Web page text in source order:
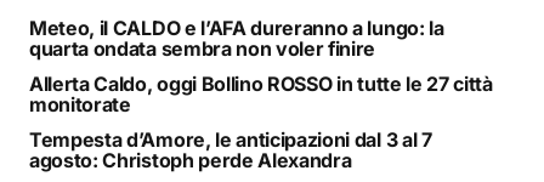
Meteo, il CALDO e l’AFA dureranno a lungo: la
quarta ondata sembra non voler finire
Allerta Caldo, oggi Bollino ROSSO in tutte le 27 città
monitorate
Tempesta d’Amore, le anticipazioni dal 3 al 7
agosto: Christoph perde Alexandra